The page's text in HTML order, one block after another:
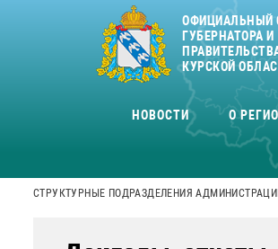
ОФИЦИАЛЬНЫЙ
ГУБЕРНАТОРА И
КУРСКОЙ
НОВОСТИ О
СТРУКТУРНЫЕ ПОДРАЗДЕЛЕНИЯ